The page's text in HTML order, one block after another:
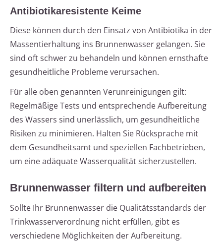
Antibiotikaresistente Keime
Diese können durch den Einsatz von Antibiotika in der
Massentierhaltung ins Brunnenwasser gelangen. Sie
sind oft schwer zu behandeln und können ernsthafte
gesundheitliche Probleme verursachen.
Für alle oben genannten Verunreinigungen gilt:
Regelmäßige Tests und entsprechende Aufbereitung
des Wassers sind unerlässlich, um gesundheitliche
Risiken zu minimieren. Halten Sie Rücksprache mit
dem Gesundheitsamt und speziellen Fachbetrieben,
um eine adäquate Wasserqualität sicherzustellen.
Brunnenwasser filtern und aufbereiten
Sollte Ihr Brunnenwasser die Qualitätsstandards der
Trinkwasserverordnung nicht erfüllen, gibt es
verschiedene Möglichkeiten der Aufbereitung.